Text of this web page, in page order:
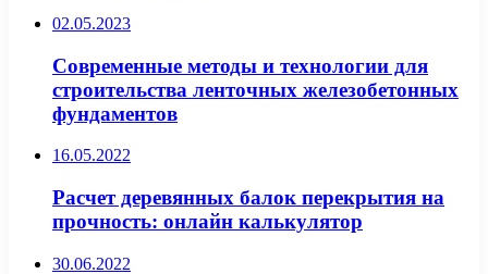
02.05.2023
Современные методы и технологии для
строительства ленточных железобетонных
фундаментов
16.05.2022
Расчет деревянных балок перекрытия на
прочность: онлайн калькулятор
30.06.2022